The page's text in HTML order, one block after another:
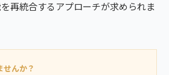
再統合するアプローチが求められま
せんか？